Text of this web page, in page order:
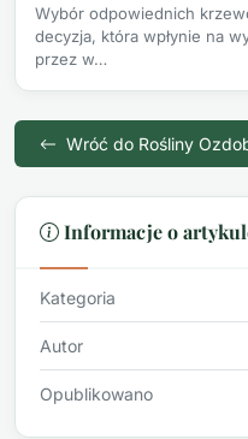
Wybór odpowiednich
decyzja, która wpłynie na
przez w…
Wróć do Rośliny
Informacje o
Kategoria
Autor
Opublikowano